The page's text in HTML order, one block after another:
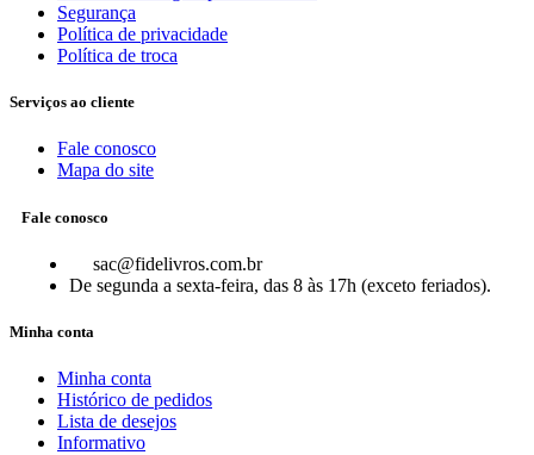
Segurança
Política de privacidade
Política de troca
Serviços ao cliente
Fale conosco
Mapa do site
Fale conosco
sac@fidelivros.com.br
De segunda a sexta-feira, das 8 às 17h (exceto feriados).
Minha conta
Minha conta
Histórico de pedidos
Lista de desejos
Informativo